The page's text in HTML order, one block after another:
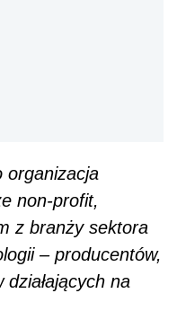
organizacja
non-profit,
z branży sektora
– producentów,
na